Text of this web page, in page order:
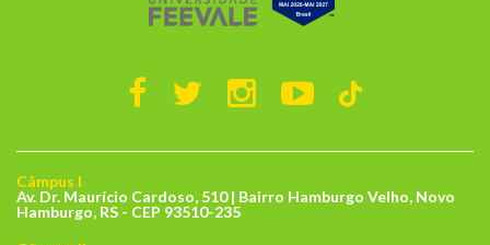
Câmpus I
Av. Dr. Maurício Cardoso, 510 | Bairro Hamburgo Velho, Novo
Hamburgo, RS - CEP 93510-235